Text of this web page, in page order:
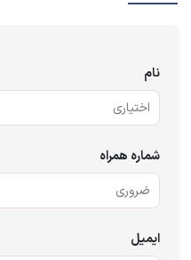
نام
شماره همراه
ایمیل